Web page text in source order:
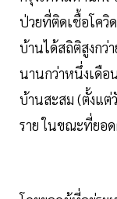
ป่วยที่ติดเชื้อโควิ
บ้านได้สถิติสูงกว่
นานกว่าหนึ่งเดือ
บ้านสะสม (ตั้งแต่
ราย ในขณะที่ยอ